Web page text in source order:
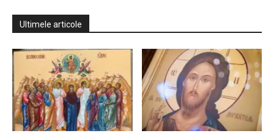
Ultimele articole